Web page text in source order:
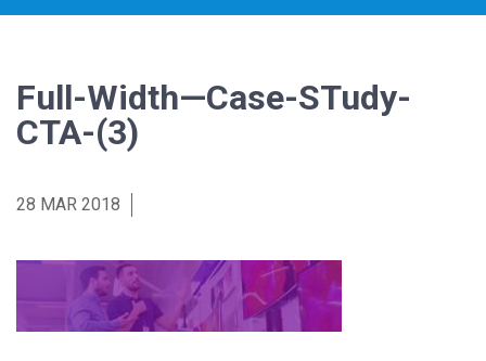
Full-Width—Case-STudy-
CTA-(3)
28 MAR 2018